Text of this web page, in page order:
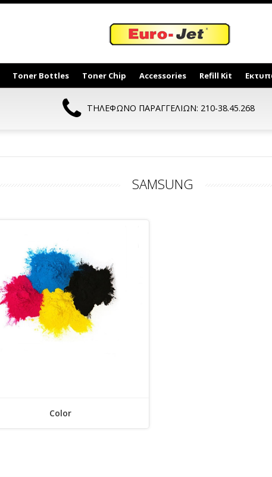
Toner Bottles Toner Chip Accessories Refill Kit
ΤΗΛΕΦΩΝΟ ΠΑΡΑΓΓΕΛΙΩΝ: 210-38.45.268
SAMSUNG
Color